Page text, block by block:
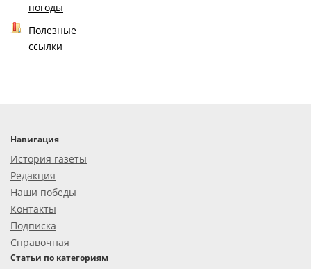
погоды
Полезные
ссылки
Навигация
История газеты
Редакция
Наши победы
Контакты
Подписка
Справочная
Статьи по категориям